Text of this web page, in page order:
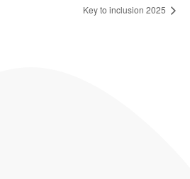
Key to inclusion 2025